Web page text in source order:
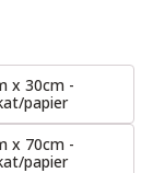
x 30cm -
papier
x 70cm -
papier